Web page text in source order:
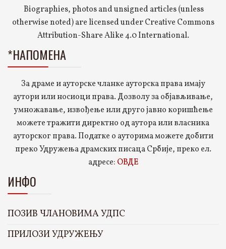
Biographies, photos and unsigned articles (unless
otherwise noted) are licensed under Creative Commons
Attribution-Share Alike 4.0 International.
*НАПОМЕНА
За драме и ауторске чланке ауторска права имају
аутори или носиоци права. Дозволу за објављивање,
умножавање, извођење или друго јавно коришћење
можете тражити директно од аутора или власника
ауторског права. Податке о ауторима можете добити
преко Удружења драмских писаца Србије, преко ел.
адресе: ОВДЕ
ИНФО
ПОЗИВ ЧЛАНОВИМА УДПС
ПРИЛОЗИ УДРУЖЕЊУ